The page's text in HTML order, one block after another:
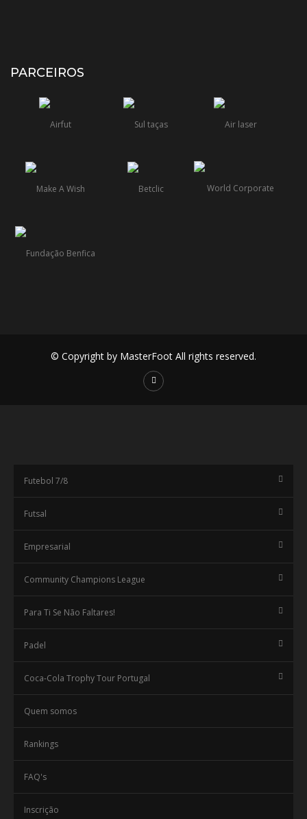
PARCEIROS
© Copyright by MasterFoot All rights reserved.
Futebol 7/8
Futsal
Empresarial
Community Champions League
Para Ti Se Não Faltares!
Padel
Coca-Cola Trophy Tour Portugal
Quem somos
Rankings
FAQ's
Inscrição